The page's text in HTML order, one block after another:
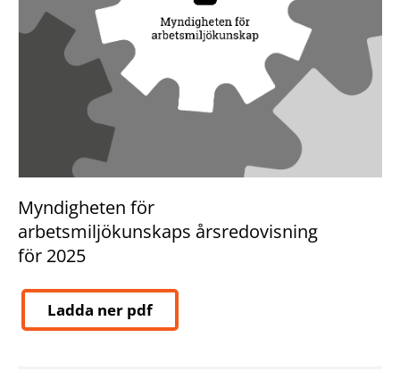
Myndigheten för
arbetsmiljökunskaps årsredovisning
för 2025
Ladda ner pdf